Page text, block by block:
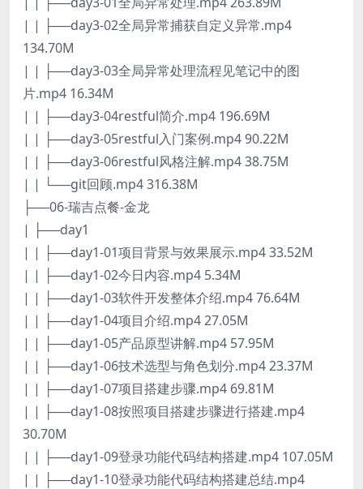
| | ├──day3-02全局异常捕获自定义异常.mp4
134.70M
| | ├──day3-03全局异常处理流程见笔记中的图
片.mp4 16.34M
| | ├──day3-04restful简介.mp4 196.69M
| | ├──day3-05restful入门案例.mp4 90.22M
| | ├──day3-06restful风格注解.mp4 38.75M
| | └──git回顾.mp4 316.38M
├──06-瑞吉点餐-金龙
| ├──day1
| | ├──day1-01项目背景与效果展示.mp4 33.52M
| | ├──day1-02今日内容.mp4 5.34M
| | ├──day1-03软件开发整体介绍.mp4 76.64M
| | ├──day1-04项目介绍.mp4 27.05M
| | ├──day1-05产品原型讲解.mp4 57.95M
| | ├──day1-06技术选型与角色划分.mp4 23.37M
| | ├──day1-07项目搭建步骤.mp4 69.81M
| | ├──day1-08按照项目搭建步骤进行搭建.mp4
30.70M
| | ├──day1-09登录功能代码结构搭建.mp4 107.05M
| | ├──day1-10登录功能代码结构搭建总结.mp4